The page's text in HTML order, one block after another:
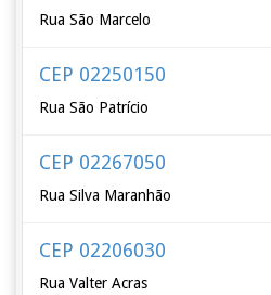
Rua São Marcelo
CEP 02250150
Rua São Patrício
CEP 02267050
Rua Silva Maranhão
CEP 02206030
Rua Valter Acras